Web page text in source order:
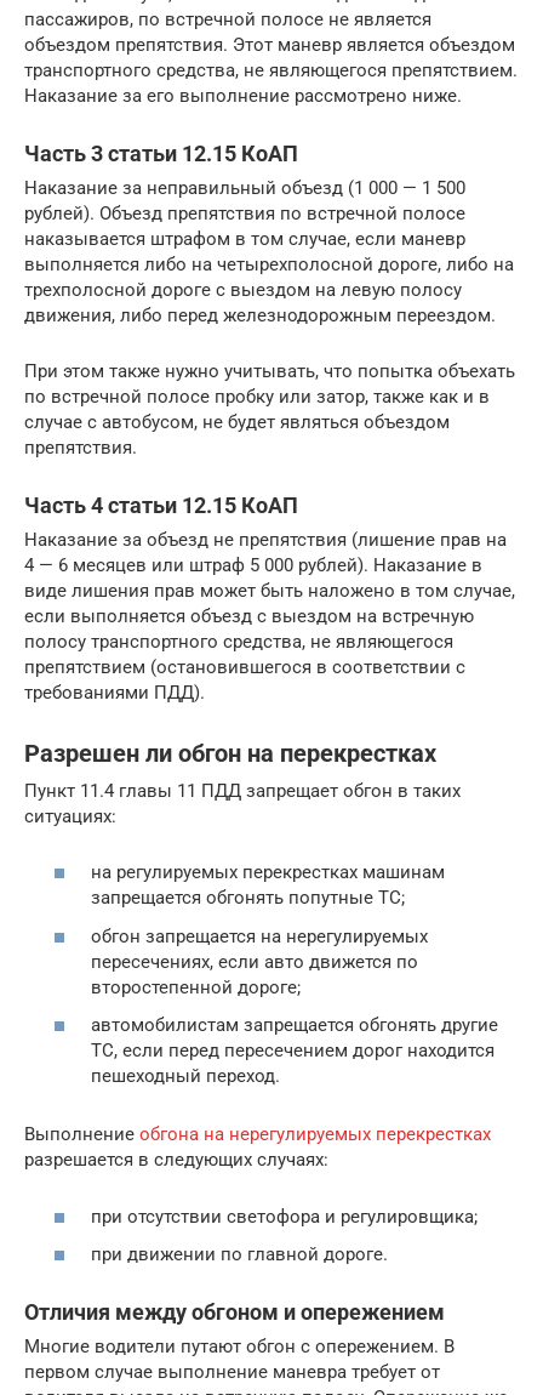
пассажиров, по встречной полосе не является
объездом препятствия. Этот маневр является объездом
транспортного средства, не являющегося препятствием.
Наказание за его выполнение рассмотрено ниже.
Часть 3 статьи 12.15 КоАП
Наказание за неправильный объезд (1 000 — 1 500
рублей). Объезд препятствия по встречной полосе
наказывается штрафом в том случае, если маневр
выполняется либо на четырехполосной дороге, либо на
трехполосной дороге с выездом на левую полосу
движения, либо перед железнодорожным переездом.
При этом также нужно учитывать, что попытка объехать
по встречной полосе пробку или затор, также как и в
случае с автобусом, не будет являться объездом
препятствия.
Часть 4 статьи 12.15 КоАП
Наказание за объезд не препятствия (лишение прав на
4 — 6 месяцев или штраф 5 000 рублей). Наказание в
виде лишения прав может быть наложено в том случае,
если выполняется объезд с выездом на встречную
полосу транспортного средства, не являющегося
препятствием (остановившегося в соответствии с
требованиями ПДД).
Разрешен ли обгон на перекрестках
Пункт 11.4 главы 11 ПДД запрещает обгон в таких
ситуациях:
на регулируемых перекрестках машинам
запрещается обгонять попутные ТС;
обгон запрещается на нерегулируемых
пересечениях, если авто движется по
второстепенной дороге;
автомобилистам запрещается обгонять другие
ТС, если перед пересечением дорог находится
пешеходный переход.
Выполнение обгона на нерегулируемых перекрестках
разрешается в следующих случаях:
при отсутствии светофора и регулировщика;
при движении по главной дороге.
Отличия между обгоном и опережением
Многие водители путают обгон с опережением. В
первом случае выполнение маневра требует от